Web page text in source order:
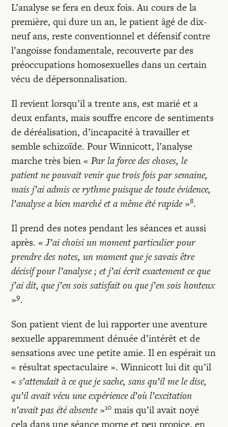
L’analyse se fera en deux fois. Au cours de la
première, qui dure un an, le patient âgé de dix-
neuf ans, reste conventionnel et défensif contre
l’angoisse fondamentale, recouverte par des
préoccupations homosexuelles dans un certain
vécu de dépersonnalisation.
Il revient lorsqu’il a trente ans, est marié et a
deux enfants, mais souffre encore de sentiments
de déréalisation, d’incapacité à travailler et
semble schizoïde. Pour Winnicott, l’analyse
marche très bien «Par la force des choses, le
patient ne pouvait venir que trois fois par semaine,
mais j’ai admis ce rythme puisque de toute évidence,
l’analyse a bien marché et a même été rapide»8.
Il prend des notes pendant les séances et aussi
après. «J’ai choisi un moment particulier pour
prendre des notes, un moment que je savais être
décisif pour l’analyse ; et j’ai écrit exactement ce que
j’ai dit, que j’en sois satisfait ou que j’en sois honteux
»9.
Son patient vient de lui rapporter une aventure
sexuelle apparemment dénuée d’intérêt et de
sensations avec une petite amie. Il en espérait un
« résultat spectaculaire ». Winnicott lui dit qu’il
«s’attendait à ce que je sache, sans qu’il me le dise,
qu’il avait vécu une expérience d’où l’excitation
n’avait pas été absente»10 mais qu’il avait noyé
cela dans une séance morne et peu propice, en